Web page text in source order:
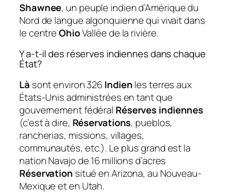
Shawnee, un peuple indien d’Amérique du
Nord de langue algonquienne qui vivait dans
le centreOhioVallée de la rivière.
Y a-t-il des réserves indiennes dans chaque
État?
Là sont environ 326Indienles terres aux
États-Unis administrées en tant que
gouvernement fédéral Réserves indiennes
(c’est à dire, Réservations, pueblos,
rancherias, missions, villages,
communautés, etc.). Le plus grand est la
nation Navajo de 16 millions d’acres
Réservation situé en Arizona, au Nouveau-
Mexique et en Utah.